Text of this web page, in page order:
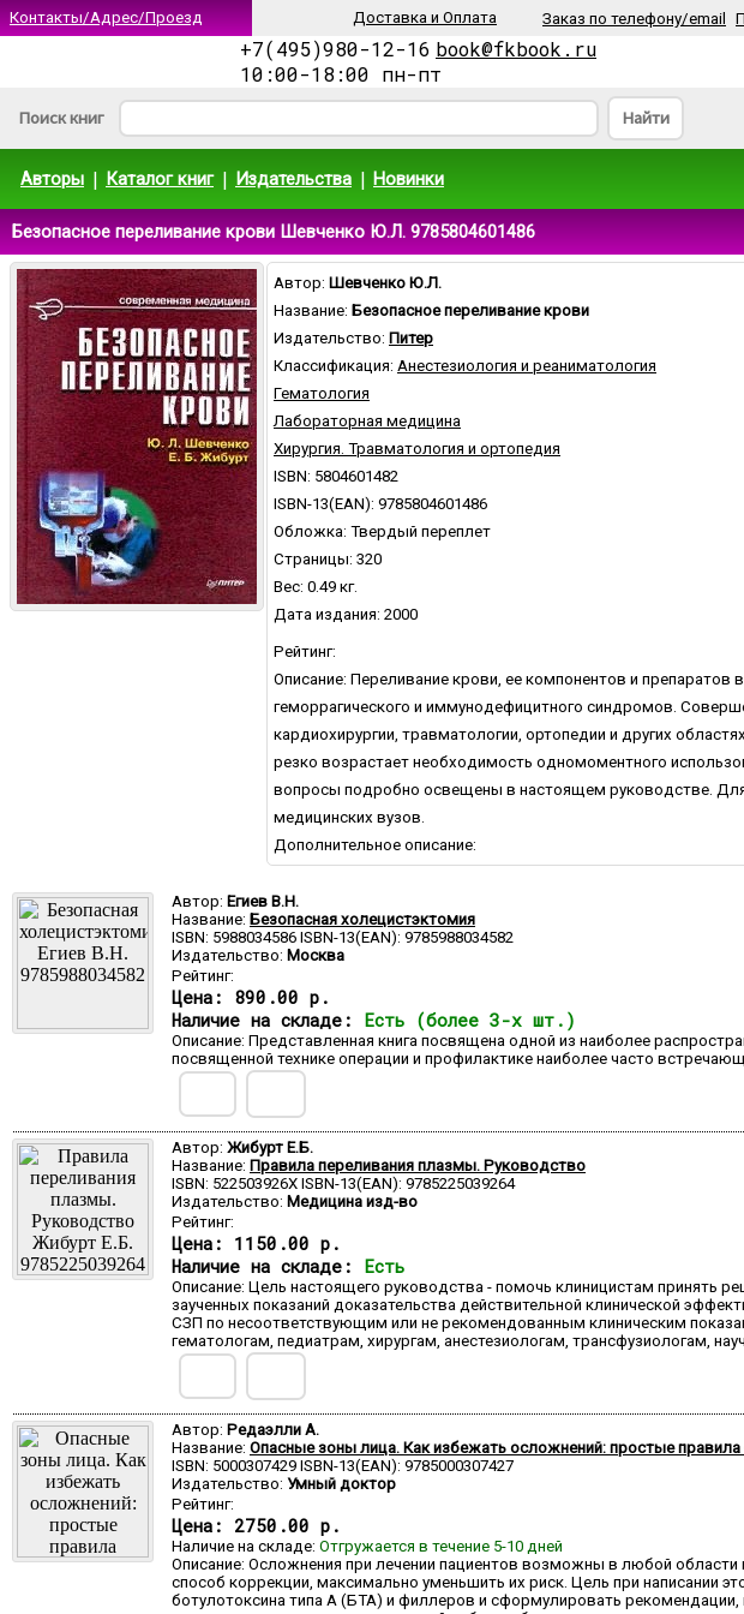
Контакты/Адрес/Проезд Доставка и Оплата Заказ по телефону/email
+7(495)980-12-16 book@fkbook.ru
10:00-18:00 пн-пт
Поиск книг Найти
Авторы | Каталог книг | Издательства | Новинки
Безопасное переливание крови Шевченко Ю.Л. 9785804601486
Автор: Шевченко Ю.Л.
Название: Безопасное переливание крови
Издательство: Питер
Классификация: Анестезиология и реаниматология
Гематология
Лабораторная медицина
Хирургия. Травматология и ортопедия
ISBN: 5804601482
ISBN-13(EAN): 9785804601486
Обложка: Твердый переплет
Страницы: 320
Вес: 0.49 кг.
Дата издания: 2000
Рейтинг:
Описание: Переливание крови, ее компонентов и препаратов
геморрагического и иммунодефицитного синдромов.
кардиохирургии, травматологии, ортопедии и других
резко возрастает необходимость одномоментного
вопросы подробно освещены в настоящем руководстве. Для
медицинских вузов.
Дополнительное описание:
Автор: Егиев В.Н.
Название: Безопасная холецистэктомия
ISBN: 5988034586 ISBN-13(EAN): 9785988034582
Издательство: Москва
Рейтинг:
Цена: 890.00 р.
Наличие на складе: Есть (более 3-х шт.)
Описание: Представленная книга посвящена одной из наиболее
посвященной технике операции и профилактике наиболее часто
Автор: Жибурт Е.Б.
Название: Правила переливания плазмы. Руководство
ISBN: 522503926X ISBN-13(EAN): 9785225039264
Издательство: Медицина изд-во
Рейтинг:
Цена: 1150.00 р.
Наличие на складе: Есть
Описание: Цель настоящего руководства - помочь клиницистам принять
заученных показаний доказательства действительной клинической
СЗП по несоответствующим или не рекомендованным клиническим
гематологам, педиатрам, хирургам, анестезиологам, трансфузиологам,
Автор: Редаэлли А.
Название: Опасные зоны лица. Как избежать осложнений: простые правила
ISBN: 5000307429 ISBN-13(EAN): 9785000307427
Издательство: Умный доктор
Рейтинг:
Цена: 2750.00 р.
Наличие на складе: Отгружается в течение 5-10 дней
Описание: Осложнения при лечении пациентов возможны в любой
способ коррекции, максимально уменьшить их риск. Цель при написании
ботулотоксина типа А (БТА) и филлеров и сформулировать рекомендации,